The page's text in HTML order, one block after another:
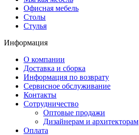
Офисная мебель
Столы
Стулья
Информация
О компании
Доставка и сборка
Информация по возврату
Сервисное обслуживание
Контакты
Сотрудничество
Оптовые продажи
Дизайнерам и архитекторам
Оплата